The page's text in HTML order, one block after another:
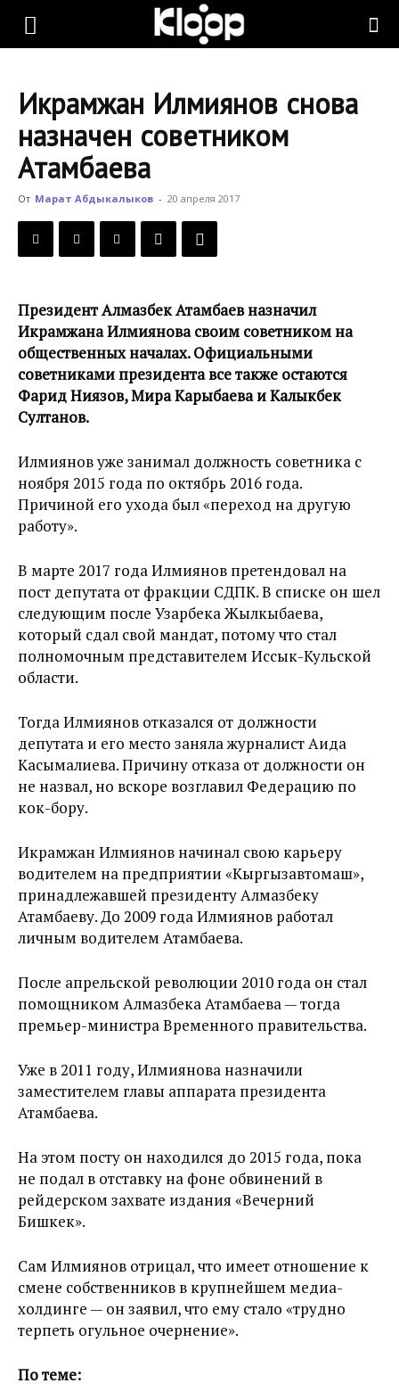
KLOOP.KG
Новости
Кыргызстана
Икрамжан Илмиянов снова
назначен советником
Атамбаева
От Марат Абдыкалыков - 20 апреля 2017
Президент Алмазбек Атамбаев назначил
Икрамжана Илмиянова своим советником на
общественных началах. Официальными
советниками президента все также остаются
Фарид Ниязов, Мира Карыбаева и Калыкбек
Султанов.
Илмиянов уже занимал должность советника с
ноября 2015 года по октябрь 2016 года.
Причиной его ухода был «переход на другую
работу».
В марте 2017 года Илмиянов претендовал на
пост депутата от фракции СДПК. В списке он шел
следующим после Узарбека Жылкыбаева,
который сдал свой мандат, потому что стал
полномочным представителем Иссык-Кульской
области.
Тогда Илмиянов отказался от должности
депутата и его место заняла журналист Аида
Касымалиева. Причину отказа от должности он
не назвал, но вскоре возглавил Федерацию по
кок-бору.
Икрамжан Илмиянов начинал свою карьеру
водителем на предприятии «Кыргызавтомаш»,
принадлежавшей президенту Алмазбеку
Атамбаеву. До 2009 года Илмиянов работал
личным водителем Атамбаева.
После апрельской революции 2010 года он стал
помощником Алмазбека Атамбаева — тогда
премьер-министра Временного правительства.
Уже в 2011 году, Илмиянова назначили
заместителем главы аппарата президента
Атамбаева.
На этом посту он находился до 2015 года, пока
не подал в отставку на фоне обвинений в
рейдерском захвате издания «Вечерний
Бишкек».
Сам Илмиянов отрицал, что имеет отношение к
смене собственников в крупнейшем медиа-
холдинге — он заявил, что ему стало «трудно
терпеть огульное очернение».
По теме: